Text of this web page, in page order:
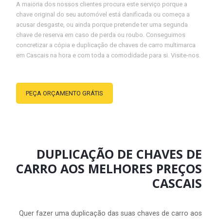
A maioria dos nossos clientes procura este serviço porque a
chave original do seu automóvel está danificada ou começa a
acusar desgaste, ou ainda porque pretende ter uma segunda
chave de reserva em caso de perda ou roubo. Conseguimos
concretizar a cópia e duplicação de chaves de carro multimarca
em Cascais na hora e com toda a comodidade para si. Visite-nos.
PEÇA ORÇAMENTO GRÁTIS
DUPLICAÇÃO DE CHAVES DE
CARRO AOS MELHORES PREÇOS
CASCAIS
Quer fazer uma duplicação das suas chaves de carro aos